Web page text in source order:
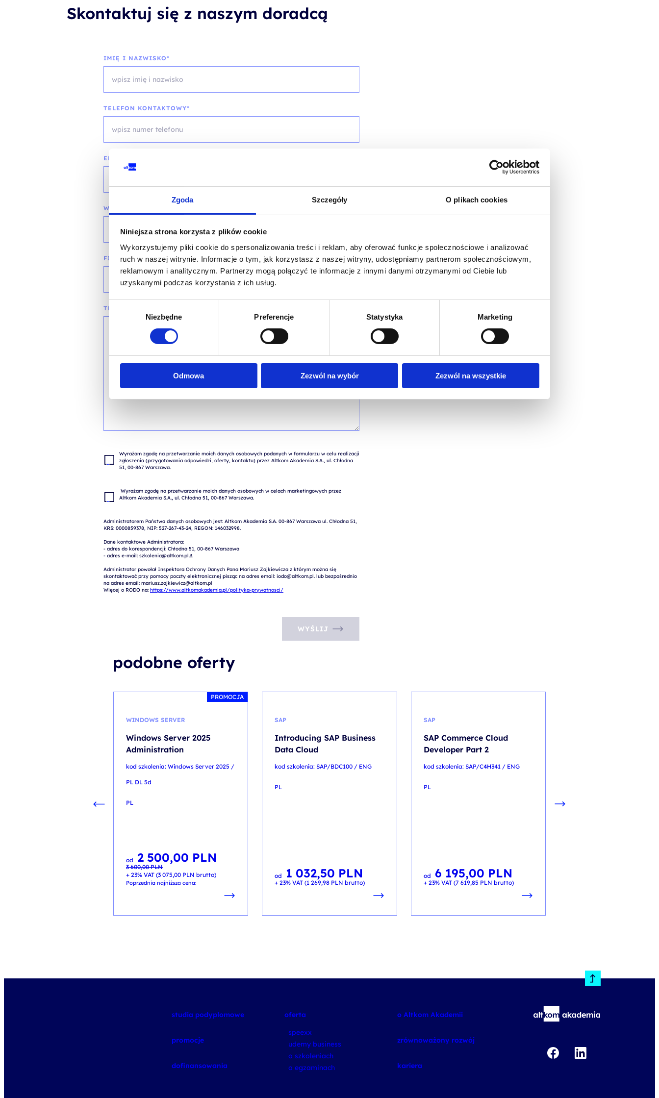
Zgoda Szczegóły O plikach cookies
Niniejsza strona korzysta z plików cookie
Wykorzystujemy pliki cookie do spersonalizowania treści i reklam, aby oferować funkcje społecznościowe i analizować
ruch w naszej witrynie. Informacje o tym, jak korzystasz z naszej witryny, udostępniamy partnerom społecznościowym,
reklamowym i analitycznym. Partnerzy mogą połączyć te informacje z innymi danymi otrzymanymi od Ciebie lub
uzyskanymi podczas korzystania z ich usług.
Wybór
zgody
Niezbędne Preferencje Statystyka Marketing
Odmowa Zezwól na wybór Zezwól na wszystkie
Skontaktuj się z naszym doradcą
IMIĘ I NAZWISKO*
TELEFON KONTAKTOWY*
EMAIL*
WOJEWÓDZTWO*
wybierz województwo
FIRMA
TREŚĆ WIADOMOŚCI*
Wyrażam zgodę na przetwarzanie moich danych osobowych podanych w formularzu w celu realizacji
zgłoszenia (przygotowania odpowiedzi, oferty, kontaktu) przez Altkom Akademia S.A., ul. Chłodna
Administratorem Państwa danych osobowych jest: Altkom Akademia S.A. 00-867 Warszawa ul. Chłodna 51,
KRS: 0000859378, NIP: 527-267-43-24, REGON: 146032998.
Dane kontaktowe Administratora:
- adres do korespondencji: Chłodna 51, 00-867 Warszawa
- adres e-mail: szkolenia@altkom.pl.3.
Administrator powołał Inspektora Ochrony Danych Pana Mariusz Zajkiewicza z którym można się
skontaktować przy pomocy poczty elektronicznej pisząc na adres email: iodo@altkom.pl. lub bezpośrednio
na adres email: mariusz.zajkiewicz@altkom.pl
Więcej o RODO na: https://www.altkomakademia.pl/polityka-prywatnosci/
WYŚLIJ
podobne oferty
PROMOCJA
WINDOWS SERVER
Windows Server 2025
Administration
kod szkolenia: Windows Server 2025 /
PL DL 5d
PL
od
3 600,00PLN
Pierwotna
cena
wynosiła:
3 600,00 PLN.
2 500,00 PLN
Aktualna
cena
wynosi:
2 500,00 PLN.
+ 23% VAT (3 075,00 PLN brutto)
Poprzednia najniższa cena:
SAP
Introducing SAP Business
Data Cloud
kod szkolenia: SAP/BDC100 / ENG
PL
od 1 032,50 PLN
+ 23% VAT (1 269,98 PLN brutto)
SAP
SAP Commerce Cloud
Developer Part 2
kod szkolenia: SAP/C4H341 / ENG
PL
od 6 195,00 PLN
+ 23% VAT (7 619,85 PLN brutto)
studia podyplomowe
promocje
dofinansowania
oferta
speexx
udemy business
o szkoleniach
o egzaminach
o Altkom Akademii
zrównoważony rozwój
kariera